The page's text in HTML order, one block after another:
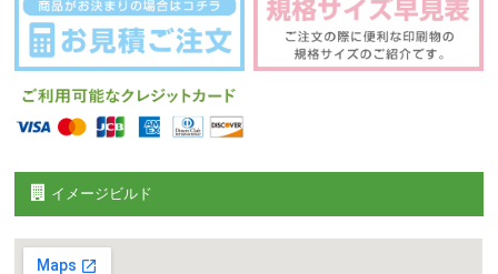
イメージビルド